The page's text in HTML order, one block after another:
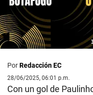
PorRedacción EC
28/06/2025, 06:01 p.m.
Con un gol de